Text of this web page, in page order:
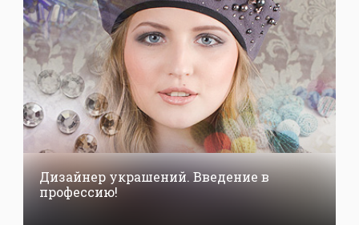
Дизайнер украшений. Введение в
профессию!